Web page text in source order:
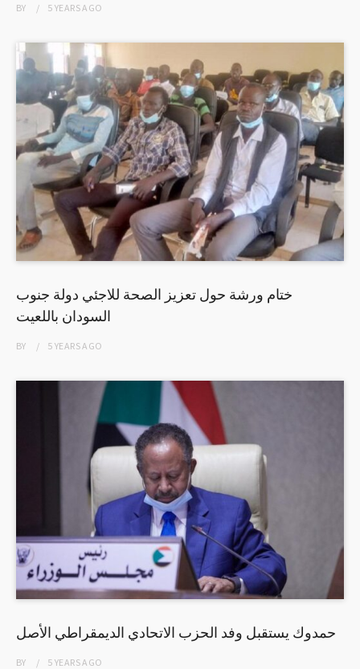
BY 5 YEARSAGO
ختام ورشة حول تعزيز الصحة للاجئي دولة جنوب
السودان باللعيت
BY 5 YEARSAGO
حمدوك يستقبل وفد الحزب الاتحادي الديمقراطي الأصل
BY 5 YEARSAGO